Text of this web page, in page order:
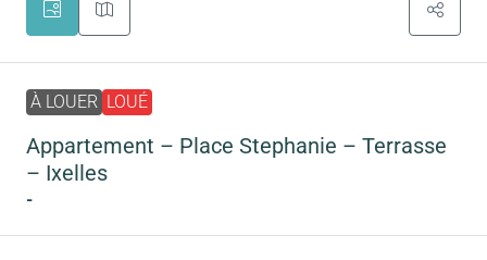
À LOUER LOUÉ
Appartement – Place Stephanie – Terrasse
– Ixelles
-